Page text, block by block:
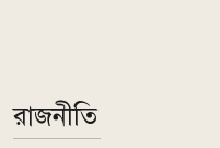
রাজনীতি